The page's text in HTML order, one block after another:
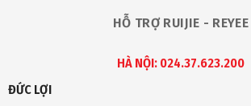
HỖ TRỢ RUIJIE - REYEE
HÀ NỘI: 024.37.623.200
ĐỨC LỢI